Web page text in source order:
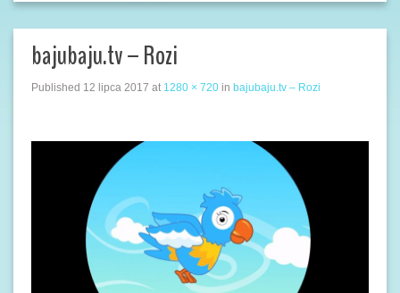
bajubaju.tv – Rozi
Published 12 lipca 2017 at 1280 × 720 in bajubaju.tv – Rozi